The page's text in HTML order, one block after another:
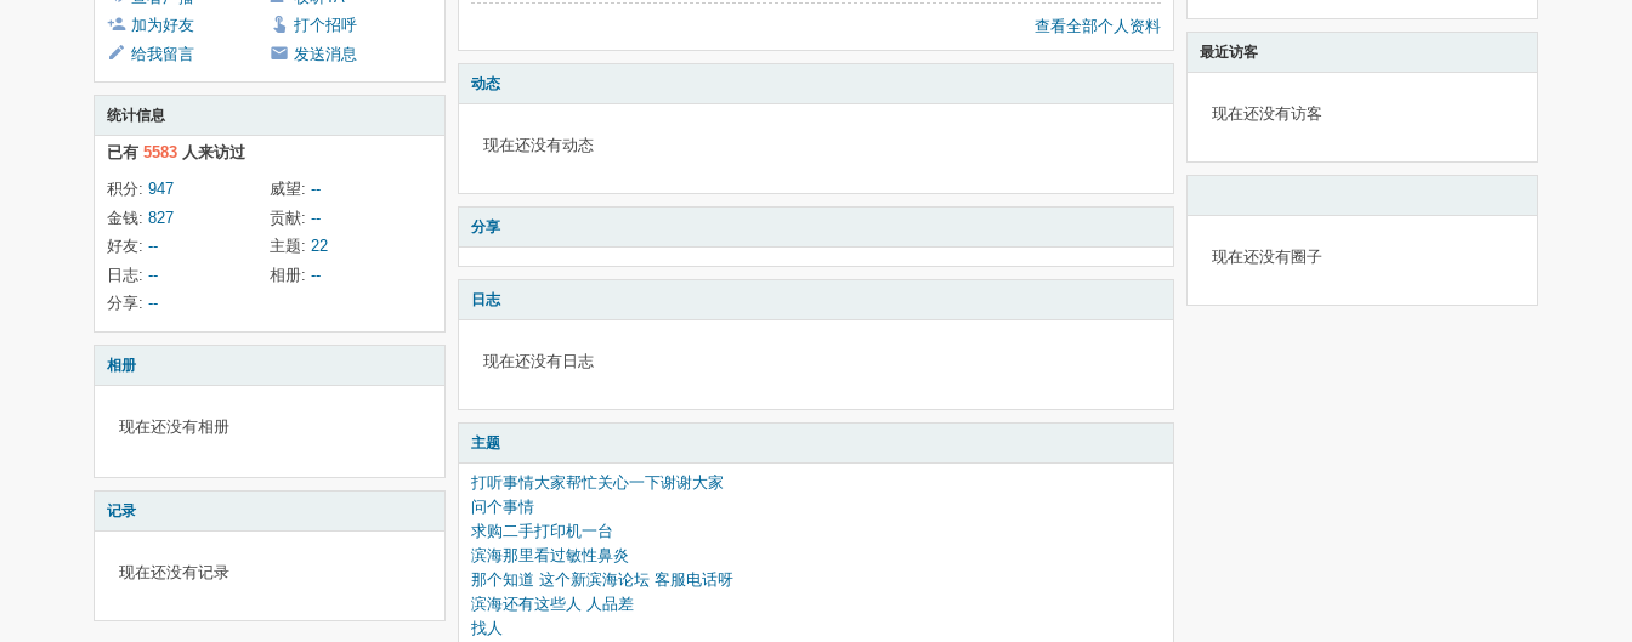
加为好友
打个招呼
给我留言
发送消息
统计信息
已有 5583 人来访过
积分: 947 威望: --
金钱: 827 贡献: --
好友: -- 主题: 22
日志: -- 相册: --
分享: --
相册
现在还没有相册
记录
现在还没有记录
查看全部个人资料
动态
现在还没有动态
分享
日志
现在还没有日志
主题
打听事情大家帮忙关心一下谢谢大家
问个事情
求购二手打印机一台
滨海那里看过敏性鼻炎
那个知道 这个新滨海论坛 客服电话呀
滨海还有这些人 人品差
找人
最近访客
现在还没有访客
现在还没有圈子